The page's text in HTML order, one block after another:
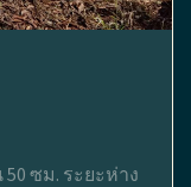
50 ซม. ระยะห่าง